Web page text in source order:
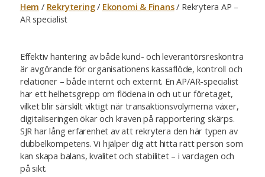
Hem / Rekrytering/ Ekonomi & Finans/ Rekrytera AP –
AR specialist
Effektiv hantering av både kund- och leverantörsreskontra
är avgörande för organisationens kassaflöde, kontroll och
relationer – både internt och externt. En AP/AR-specialist
har ett helhetsgrepp om flödena in och ut ur företaget,
vilket blir särskilt viktigt när transaktionsvolymerna växer,
digitaliseringen ökar och kraven på rapportering skärps.
SJR har lång erfarenhet av att rekrytera den här typen av
dubbelkompetens. Vi hjälper dig att hitta rätt person som
kan skapa balans, kvalitet och stabilitet – i vardagen och
på sikt.